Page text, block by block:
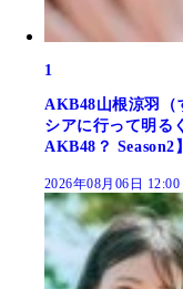
1
AKB48山根涼羽（
シアに行って明る
AKB48？ Season2】
2026年08月06日 12:00